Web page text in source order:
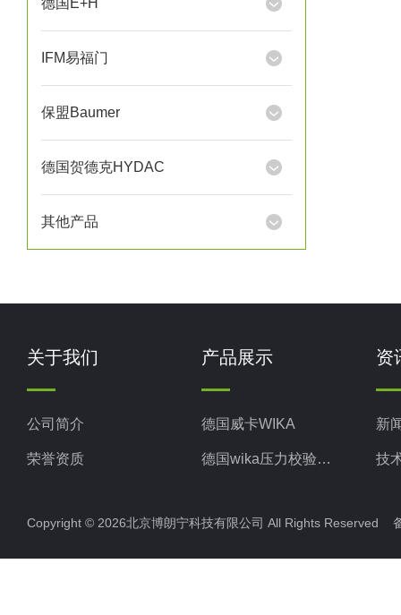
德国E+H
IFM易福门
保盟Baumer
德国贺德克HYDAC
其他产品
关于我们
公司简介
荣誉资质
产品展示
德国威卡WIKA
德国wika压力校验系统
美国固瑞克GRACO
意大利ELETTROTEC压力开关
资
新
技
Copyright © 2026北京博朗宁科技有限公司 All Rights Reserved